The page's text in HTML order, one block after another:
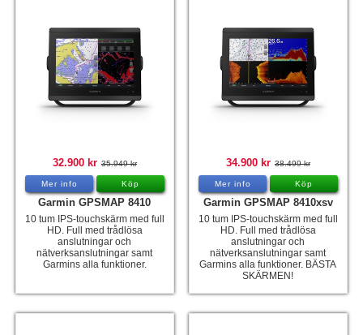
32.900 kr 35.949 kr
Mer info Köp
Garmin GPSMAP 8410
10 tum IPS-touchskärm med full
HD. Full med trådlösa
anslutningar och
nätverksanslutningar samt
Garmins alla funktioner.
34.900 kr 38.499 kr
Mer info Köp
Garmin GPSMAP 8410xsv
10 tum IPS-touchskärm med full
HD. Full med trådlösa
anslutningar och
nätverksanslutningar samt
Garmins alla funktioner. BÄSTA
SKÄRMEN!